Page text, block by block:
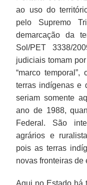
ao uso do
pelo Supremo
demarcação da
Sol/PET 3338/
judiciais tomam
“marco
terras indígenas e
seriam somente
ano de 1988,
Federal. São
agrários e
pois as terras
novas fronteiras de
Aqui no Estado há